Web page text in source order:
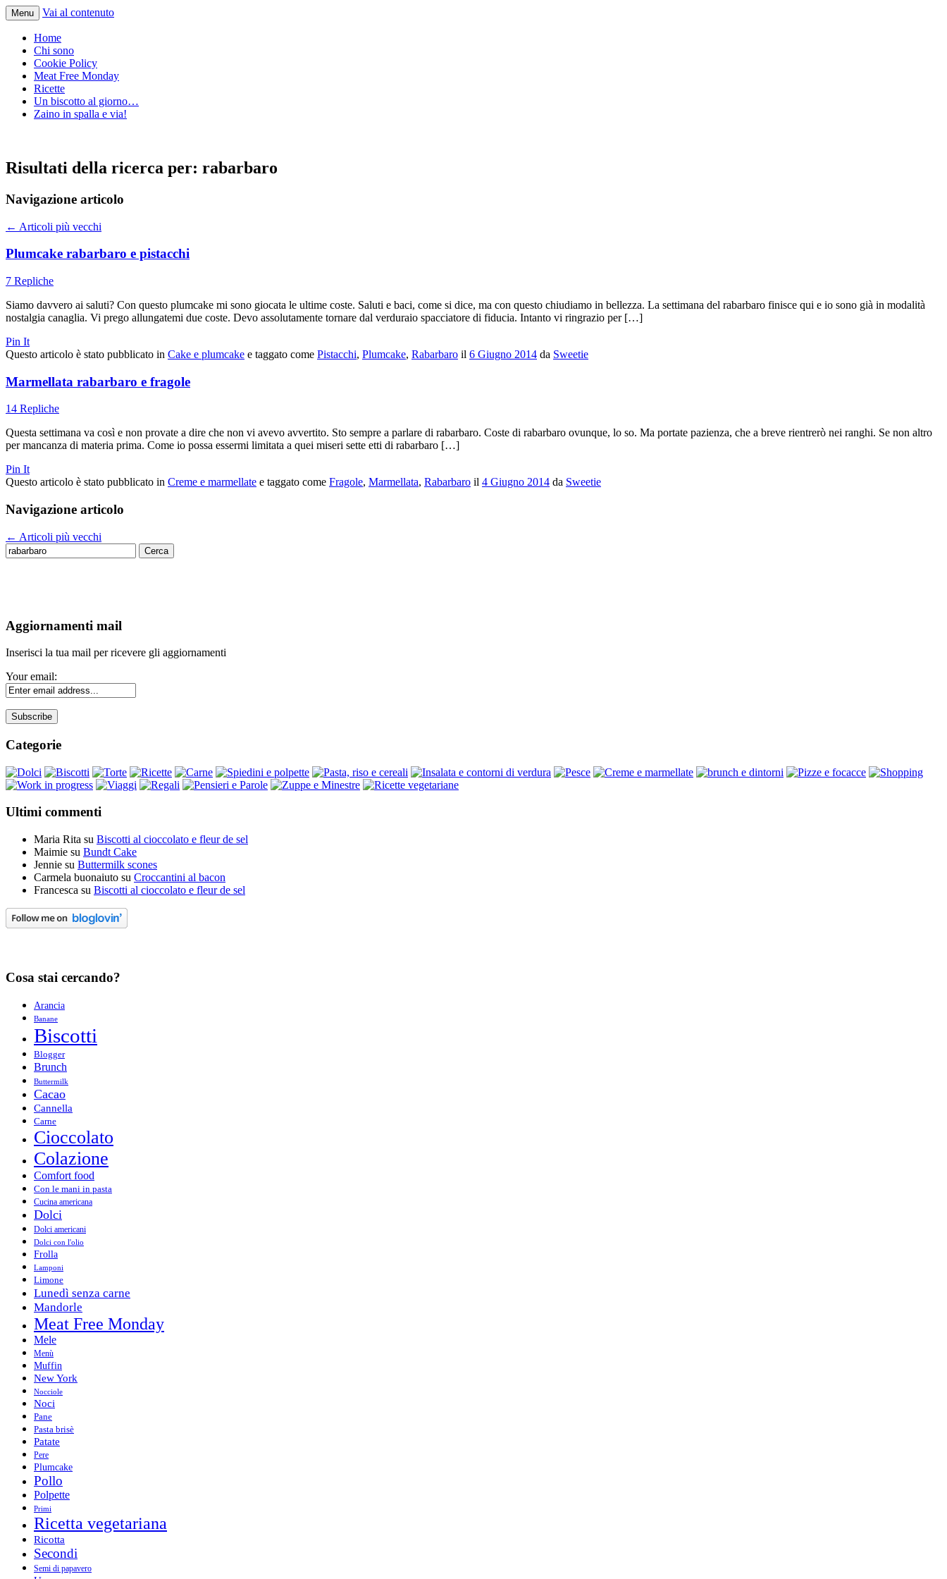
Menu Vai al contenuto
Home
Chi sono
Cookie Policy
Meat Free Monday
Ricette
Un biscotto al giorno…
Zaino in spalla e via!
Risultati della ricerca per: rabarbaro
Navigazione articolo
← Articoli più vecchi
Plumcake rabarbaro e pistacchi
7 Repliche
Siamo davvero ai saluti? Con questo plumcake mi sono giocata le ultime coste. Saluti e baci, come si dice, ma con questo chiudiamo in bellezza. La settimana del rabarbaro finisce qui e io sono già in modalità
nostalgia canaglia. Vi prego allungatemi due coste. Devo assolutamente tornare dal verduraio spacciatore di fiducia. Intanto vi ringrazio per […]
Pin It
Questo articolo è stato pubblicato in Cake e plumcake e taggato come Pistacchi, Plumcake, Rabarbaro il 6 Giugno 2014 da Sweetie
Marmellata rabarbaro e fragole
14 Repliche
Questa settimana va così e non provate a dire che non vi avevo avvertito. Sto sempre a parlare di rabarbaro. Coste di rabarbaro ovunque, lo so. Ma portate pazienza, che a breve rientrerò nei ranghi. Se non altro
per mancanza di materia prima. Come io possa essermi limitata a quei miseri sette etti di rabarbaro […]
Pin It
Questo articolo è stato pubblicato in Creme e marmellate e taggato come Fragole, Marmellata, Rabarbaro il 4 Giugno 2014 da Sweetie
Navigazione articolo
← Articoli più vecchi
Ricerca
per:
Aggiornamenti mail
Inserisci la tua mail per ricevere gli aggiornamenti
Your email:
Categorie
Ultimi commenti
Maria Rita su Biscotti al cioccolato e fleur de sel
Maimie su Bundt Cake
Jennie su Buttermilk scones
Carmela buonaiuto su Croccantini al bacon
Francesca su Biscotti al cioccolato e fleur de sel
Cosa stai cercando?
Arancia
Banane
Biscotti
Blogger
Brunch
Buttermilk
Cacao
Cannella
Carne
Cioccolato
Colazione
Comfort food
Con le mani in pasta
Cucina americana
Dolci
Dolci americani
Dolci con l'olio
Frolla
Lamponi
Limone
Lunedì senza carne
Mandorle
Meat Free Monday
Mele
Menù
Muffin
New York
Nocciole
Noci
Pane
Pasta brisè
Patate
Pere
Plumcake
Pollo
Polpette
Primi
Ricetta vegetariana
Ricotta
Secondi
Semi di papavero